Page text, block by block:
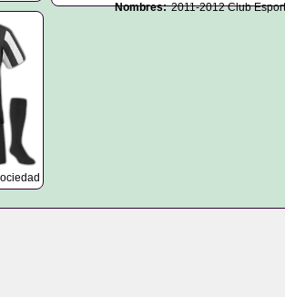
Nombres: 2011-2012 Club